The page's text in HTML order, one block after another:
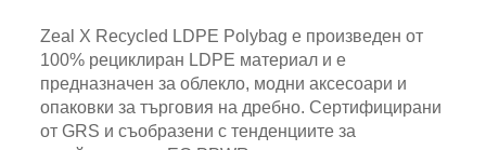
опаковане на дрехи
Zeal X Recycled LDPE Polybag е произведен от
100% рециклиран LDPE материал и е
предназначен за облекло, модни аксесоари и
опаковки за търговия на дребно. Сертифицирани
от GRS и съобразени с тенденциите за